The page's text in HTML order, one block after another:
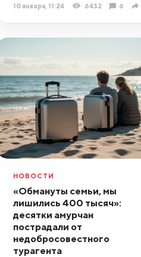
10 января, 11:24 6432 6
НОВОСТИ
«Обмануты семьи, мы
лишились 400 тысяч»:
десятки амурчан
пострадали от
недобросовестного
турагента